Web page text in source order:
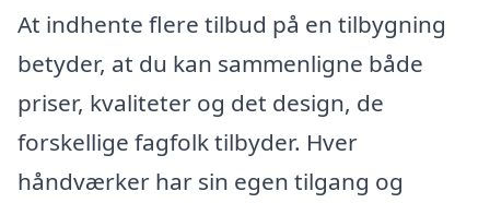
At indhente flere tilbud på en tilbygning
betyder, at du kan sammenligne både
priser, kvaliteter og det design, de
forskellige fagfolk tilbyder. Hver
håndværker har sin egen tilgang og